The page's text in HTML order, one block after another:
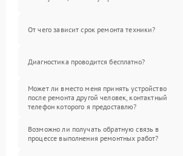
От чего зависит срок ремонта техники?
Диагностика проводится бесплатно?
Может ли вместо меня принять устройство
после ремонта другой человек, контактный
телефон которого я предоставлю?
Возможно ли получать обратную связь в
процессе выполнения ремонтных работ?